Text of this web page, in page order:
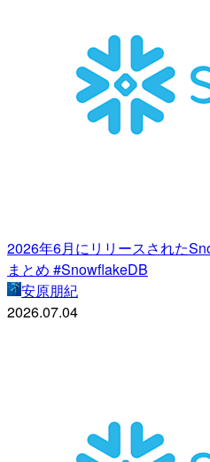
2026年6月にリリースされた
まとめ #SnowflakeDB
安原朋紀
2026.07.04